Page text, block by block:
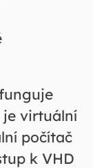
je virtuální
počítač
k VHD